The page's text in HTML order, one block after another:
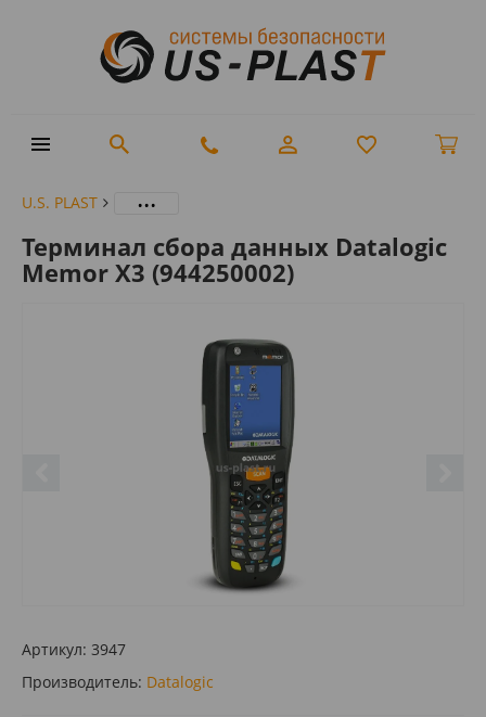
U.S. PLAST ...
Терминал сбора данных Datalogic
Memor X3 (944250002)
Артикул: 3947
Производитель: Datalogic